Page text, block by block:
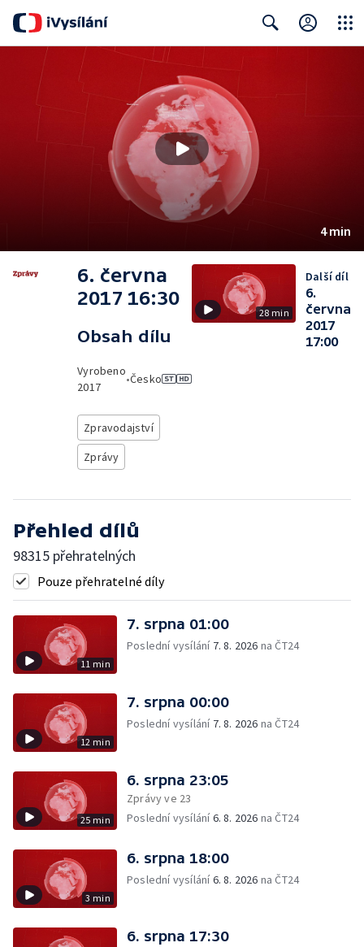
4 min
6. června
2017 16:30
Obsah dílu
Vyrobeno
2017
•Česko
Zpravodajství
Zprávy
28 min
Další díl
6.
června
2017
17:00
Přehled dílů
98315 přehratelných
Pouze přehratelné díly
11 min
7. srpna 01:00
Poslední vysílání 7. 8. 2026 na ČT24
12 min
7. srpna 00:00
Poslední vysílání 7. 8. 2026 na ČT24
25 min
6. srpna 23:05
Zprávy ve 23
Poslední vysílání6. 8. 2026 na ČT24
3 min
6. srpna 18:00
Poslední vysílání6. 8. 2026 na ČT24
6. srpna 17:30